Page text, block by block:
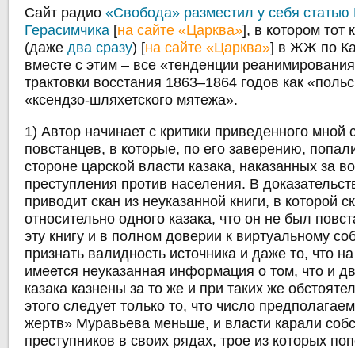
Сайт радио«Свобода» разместил у себя статью
Герасимчика [на сайте «Царква»], в котором тот
(дажедва сразу) [на сайте «Царква»] в ЖЖ по
вместе с этим – все «тенденции
трактовки восстания 1863–1864 годов как
«ксендзо-шляхетского мятежа».
1) Автор начинает с критики приведенного мной
повстанцев, в которые, по его заверению,
стороне царской власти казака, наказанных за
преступления против населения. В
приводит скан из неуказанной книги, в которой
относительно одного казака, что он не был
эту книгу и в полном доверии к виртуальному
признать валидность источника и даже то, что
имеется неуказанная информация о том, что и
казака казнены за то же и при таких же
этого следует только то, что число
жертв» Муравьева меньше, и власти карали
преступников в своих рядах, трое из которых